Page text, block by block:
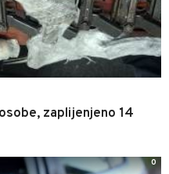
zaplijenjeno 14
0